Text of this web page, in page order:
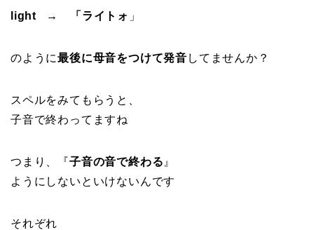
light → 「ライトォ 」
のように最後に母音をつけて発音 してませんか？
スペルをみてもらうと、
子音で終わってますね
つまり、『子音の音で終わる 』
ようにしないといけないんです
それぞれ